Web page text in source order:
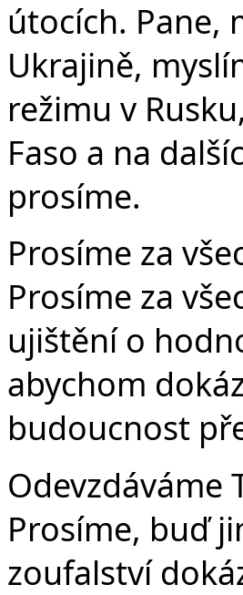
útocích. Pane,
Ukrajině,
režimu v
Faso a na
prosíme.
Prosíme za
Prosíme za
ujištění o
abychom
budoucnost
Odevzdáváme
Prosíme, buď
zoufalství